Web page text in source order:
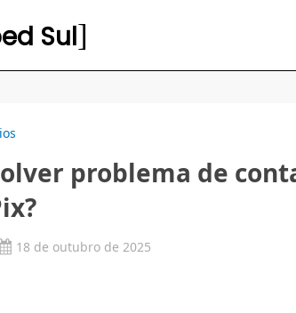
Sul
problema de
18 de outubro de 2025